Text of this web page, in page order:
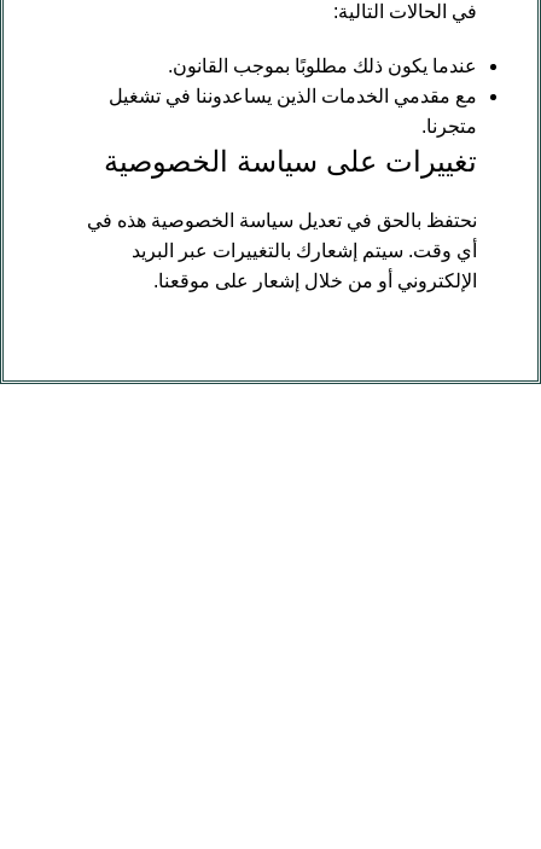
في الحالات التالية:
عندما يكون ذلك مطلوبًا بموجب القانون.
مع مقدمي الخدمات الذين يساعدوننا في تشغيل
متجرنا.
تغييرات على سياسة الخصوصية
نحتفظ بالحق في تعديل سياسة الخصوصية هذه في
أي وقت. سيتم إشعارك بالتغييرات عبر البريد
الإلكتروني أو من خلال إشعار على موقعنا.